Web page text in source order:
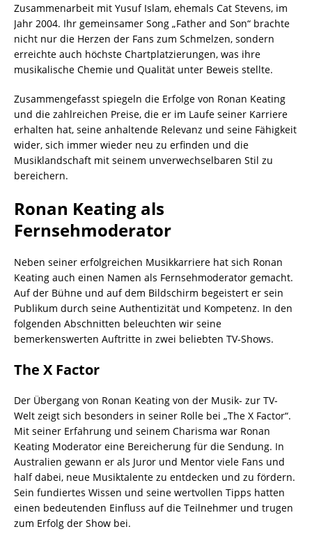
Zusammenarbeit mit Yusuf Islam, ehemals Cat Stevens, im
Jahr 2004. Ihr gemeinsamer Song „Father and Son“ brachte
nicht nur die Herzen der Fans zum Schmelzen, sondern
erreichte auch höchste Chartplatzierungen, was ihre
musikalische Chemie und Qualität unter Beweis stellte.
Zusammengefasst spiegeln die Erfolge von Ronan Keating
und die zahlreichen Preise, die er im Laufe seiner Karriere
erhalten hat, seine anhaltende Relevanz und seine Fähigkeit
wider, sich immer wieder neu zu erfinden und die
Musiklandschaft mit seinem unverwechselbaren Stil zu
bereichern.
Ronan Keating als
Fernsehmoderator
Neben seiner erfolgreichen Musikkarriere hat sich Ronan
Keating auch einen Namen als Fernsehmoderator gemacht.
Auf der Bühne und auf dem Bildschirm begeistert er sein
Publikum durch seine Authentizität und Kompetenz. In den
folgenden Abschnitten beleuchten wir seine
bemerkenswerten Auftritte in zwei beliebten TV-Shows.
The X Factor
Der Übergang von Ronan Keating von der Musik- zur TV-
Welt zeigt sich besonders in seiner Rolle bei „The X Factor“.
Mit seiner Erfahrung und seinem Charisma war Ronan
Keating Moderator eine Bereicherung für die Sendung. In
Australien gewann er als Juror und Mentor viele Fans und
half dabei, neue Musiktalente zu entdecken und zu fördern.
Sein fundiertes Wissen und seine wertvollen Tipps hatten
einen bedeutenden Einfluss auf die Teilnehmer und trugen
zum Erfolg der Show bei.